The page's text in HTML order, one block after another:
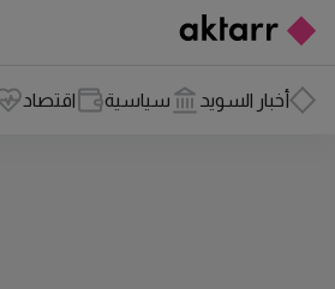
أخبار السويد سياسية اقتصاد